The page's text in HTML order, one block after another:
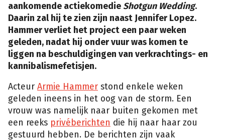
aankomende actiekomedieShotgun Wedding.
Daarin zal hij te zien zijn naast Jennifer Lopez.
Hammer verliet het project een paar weken
geleden, nadat hij onder vuur was komen te
liggen na beschuldigingen van verkrachtings- en
kannibalismefetisjen.
Acteur Armie Hammer stond enkele weken
geleden ineens in het oog van de storm. Een
vrouw was namelijk naar buiten gekomen met
een reeks privéberichten die hij naar haar zou
gestuurd hebben. De berichten zijn vaak